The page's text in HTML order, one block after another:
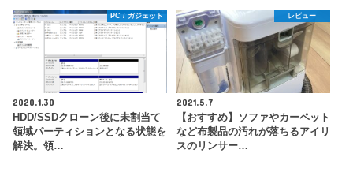
PC / ガジェット
2020.1.30
HDD/SSDクローン後に未割当て
領域パーティションとなる状態を
解決。領…
レビュー
2021.5.7
【おすすめ】ソファやカーペット
など布製品の汚れが落ちるアイリ
スのリンサー…